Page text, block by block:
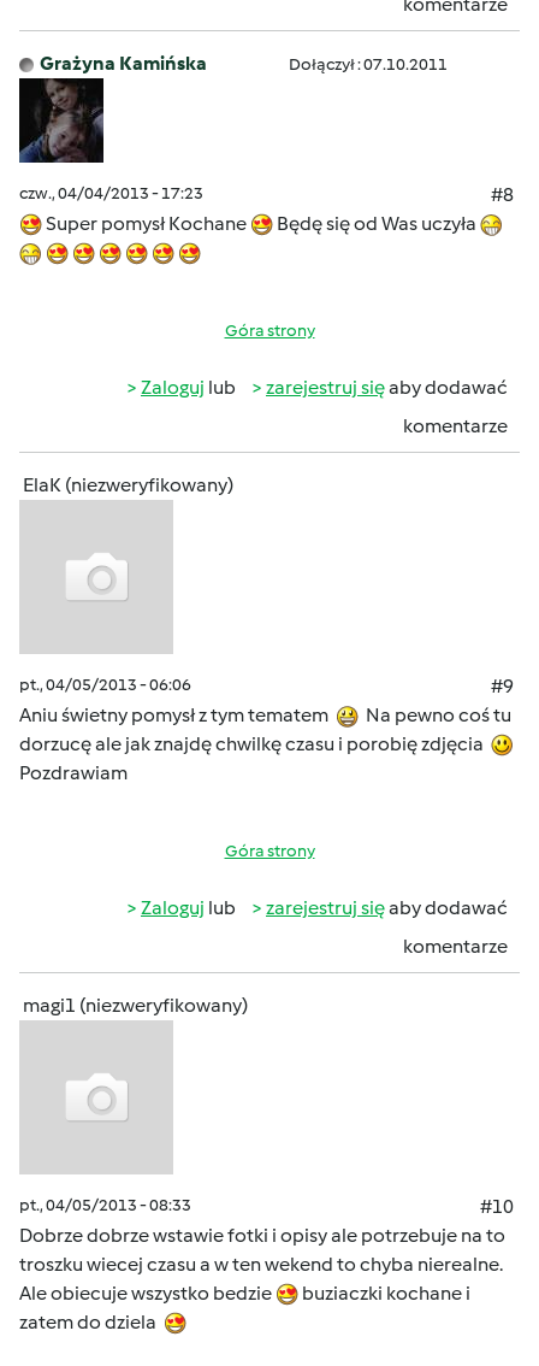
Grażyna Kamińska Dołączył : 07.10.2011
czw., 04/04/2013 - 17:23
#8
Super pomysł Kochane
Będę się od Was uczyła
Góra strony
Zaloguj lub zarejestruj sięaby dodawać
komentarze
ElaK (niezweryfikowany)
pt., 04/05/2013 - 06:06
#9
Aniu świetny pomysł z tym tematem
Na pewno coś tu
dorzucę ale jak znajdę chwilkę czasu i porobię zdjęcia
Pozdrawiam
Góra strony
Zaloguj lub zarejestruj sięaby dodawać
komentarze
magi1 (niezweryfikowany)
pt., 04/05/2013 - 08:33
#10
Dobrze dobrze wstawie fotki i opisy ale potrzebuje na to
troszku wiecej czasu a w ten wekend to chyba nierealne.
Ale obiecuje wszystko bedzie
buziaczki kochane i
zatem do dziela